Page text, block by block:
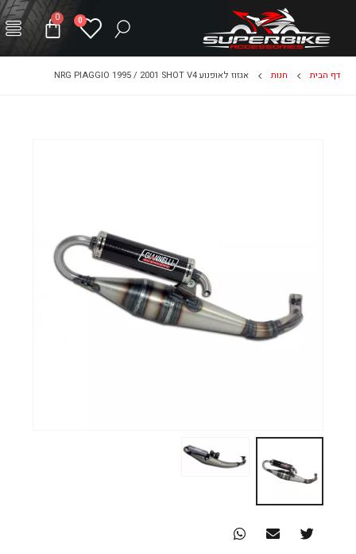
0
0
דף הבית חנות אגזוז לאופנוע NRG PIAGGIO 1995 / 2001 SHOT V4